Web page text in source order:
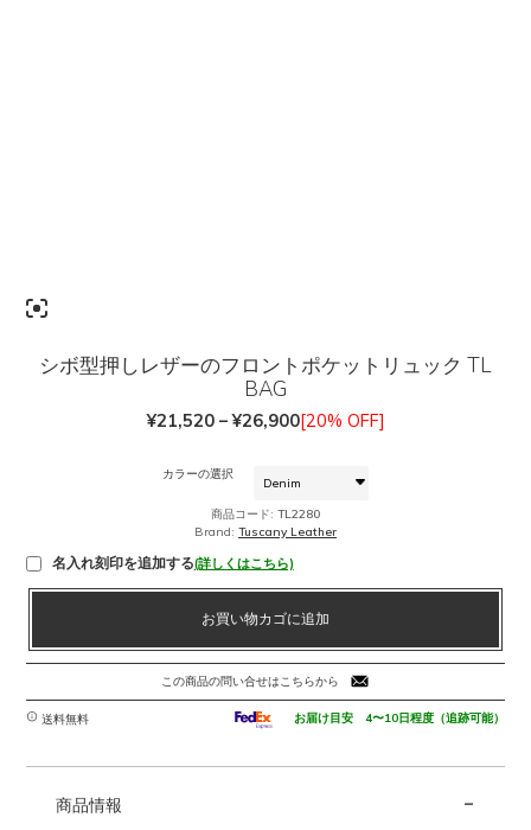
シボ型押しレザーのフロントポケットリュック TL
BAG
¥21,520 –¥26,900価
¥21,520
–
¥26,900
[20% OFF]
カラーの選択
商品コード: TL2280
Brand: Tuscany Leather
名入れ刻印を追加する(詳しくはこちら)
シ
型
押
し
レ
ー
お買い物カゴに追加
この商品の問い合せはこちらから
送料無料 お届け目安 4〜10日程度（追跡可能）
商品情報 -